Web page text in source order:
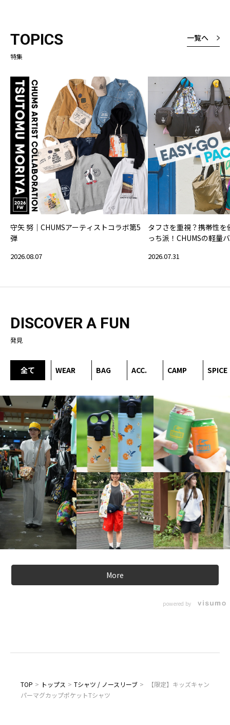
TOPICS
特集
一覧へ
守矢 努｜CHUMSアーティストコラボ第5
弾
2026.08.07
タフさを重視？携帯性
っち派！CHUMSの軽量
2026.07.31
DISCOVER A FUN
発見
全て WEAR BAG ACC. CAMP SPICE
More
powered by
TOP > トップス > Tシャツ / ノースリーブ >
【限定】キッズキャン
パーマグカップポケットTシャツ